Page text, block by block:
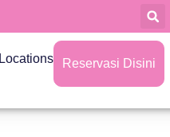
Locations Reservasi Disini